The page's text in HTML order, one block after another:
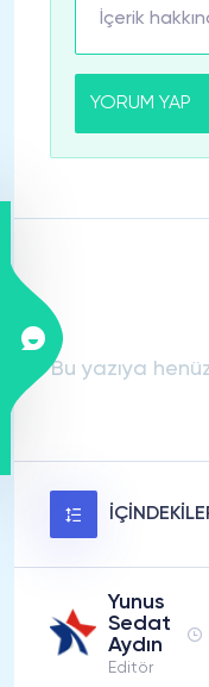
YORUM YAP
Bu yazıya
Yunus
Sedat
Aydın
Editör